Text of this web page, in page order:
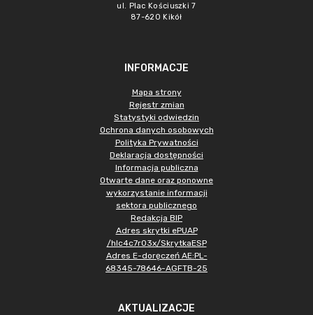
ul. Plac Kościuszki 7
87-620 Kikół
INFORMACJE
Mapa strony
Rejestr zmian
Statystyki odwiedzin
Ochrona danych osobowych
Polityka Prywatności
Deklaracja dostępności
Informacja publiczna
Otwarte dane oraz ponowne
wykorzystanie informacji
sektora publicznego
Redakcja BIP
Adres skrytki ePUAP
/hlc4c7r03x/SkrytkaESP
Adres E-doręczeń AE:PL-
68345-78646-AGFTB-25
AKTUALIZACJE